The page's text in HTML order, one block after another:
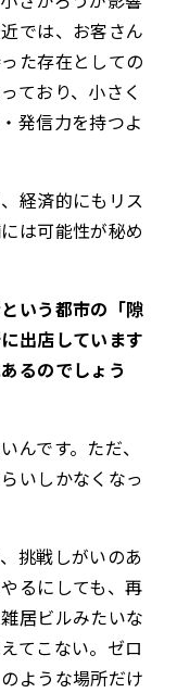
では、お客さん
た存在としての
ており、小さく
発信力を持つよ
経済的にもリス
は可能性が秘め
いう都市の「隙
出店しています
るのでしょう
んです。ただ、
いしかなくなっ
挑戦しがいのあ
るにしても、再
居ビルみたいな
てこない。ゼロ
ような場所だけ